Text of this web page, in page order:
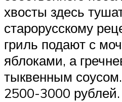
хвосты здесь
старорусскому
гриль подают с
яблоками, а
тыквенным
2500-3000 рублей.